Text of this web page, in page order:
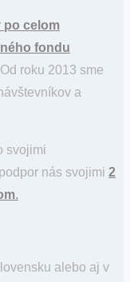
po celom
fondu
roku 2013 sme
a
svojimi
podpor nás svojimi 2
.
alebo aj v